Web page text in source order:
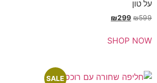
₪
SALE